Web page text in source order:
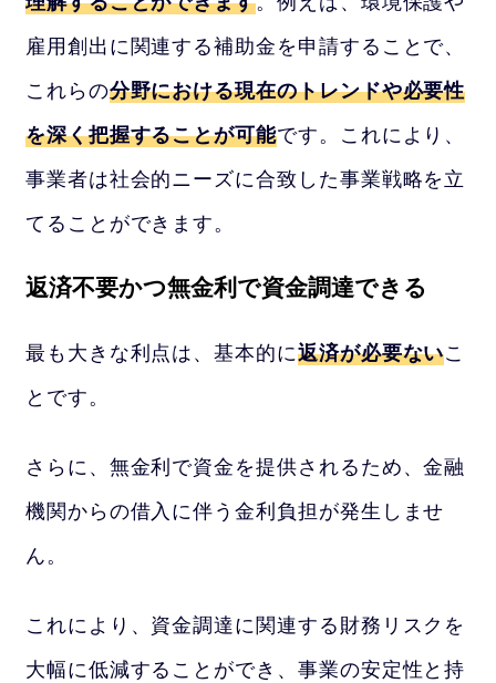
雇用創出に関連する補助金を申請することで、
これらの分野における現在のトレンドや必要性
を深く把握することが可能です。これにより、
事業者は社会的ニーズに合致した事業戦略を立
てることができます。
返済不要かつ無金利で資金調達できる
最も大きな利点は、基本的に返済が必要ないこ
とです。
さらに、無金利で資金を提供されるため、金融
機関からの借入に伴う金利負担が発生しませ
ん。
これにより、資金調達に関連する財務リスクを
大幅に低減することができ、事業の安定性と持